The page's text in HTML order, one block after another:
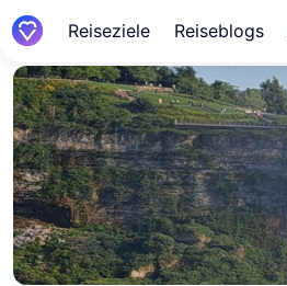
Reiseziele Reiseblogs